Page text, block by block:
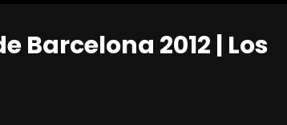
Barcelona 2012 | Los